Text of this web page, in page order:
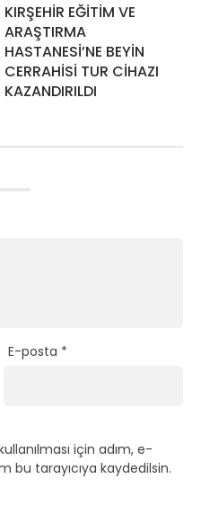
KIRŞEHİR EĞİTİM VE
ARAŞTIRMA
HASTANESİ’NE BEYİN
CERRAHİSİ TUR CİHAZI
KAZANDIRILDI
E-posta *
için adım, e-
bu tarayıcıya kaydedilsin.